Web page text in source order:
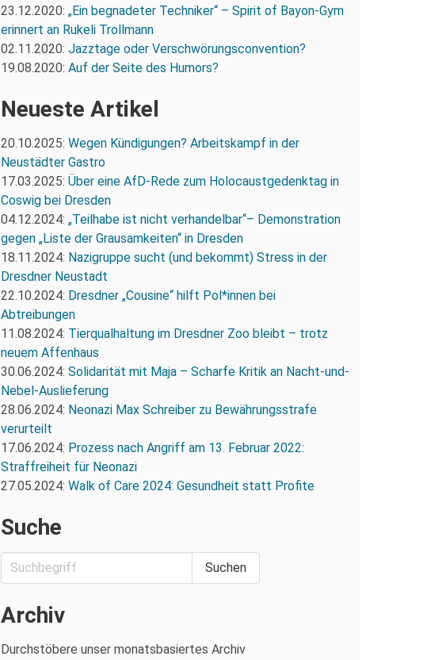
23.12.2020: „Ein begnadeter Techniker“ – Spirit of Bayon-Gym
erinnert an Rukeli Trollmann
02.11.2020: Jazztage oder Verschwörungsconvention?
19.08.2020: Auf der Seite des Humors?
Neueste Artikel
20.10.2025: Wegen Kündigungen? Arbeitskampf in der
Neustädter Gastro
17.03.2025: Über eine AfD-Rede zum Holocaustgedenktag in
Coswig bei Dresden
04.12.2024: „Teilhabe ist nicht verhandelbar“– Demonstration
gegen „Liste der Grausamkeiten“ in Dresden
18.11.2024: Nazigruppe sucht (und bekommt) Stress in der
Dresdner Neustadt
22.10.2024: Dresdner „Cousine“ hilft Pol*innen bei
Abtreibungen
11.08.2024: Tierqualhaltung im Dresdner Zoo bleibt – trotz
neuem Affenhaus
30.06.2024: Solidarität mit Maja – Scharfe Kritik an Nacht-und-
Nebel-Auslieferung
28.06.2024: Neonazi Max Schreiber zu Bewährungsstrafe
verurteilt
17.06.2024: Prozess nach Angriff am 13. Februar 2022:
Straffreiheit für Neonazi
27.05.2024: Walk of Care 2024: Gesundheit statt Profite
Suche
Archiv
Durchstöbere unser monatsbasiertes Archiv